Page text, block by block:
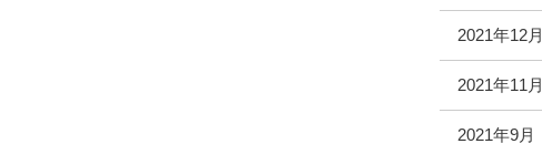
2021年12月
2021年11月
2021年9月